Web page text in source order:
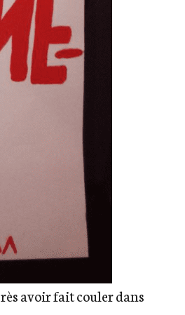
avoir fait couler dans